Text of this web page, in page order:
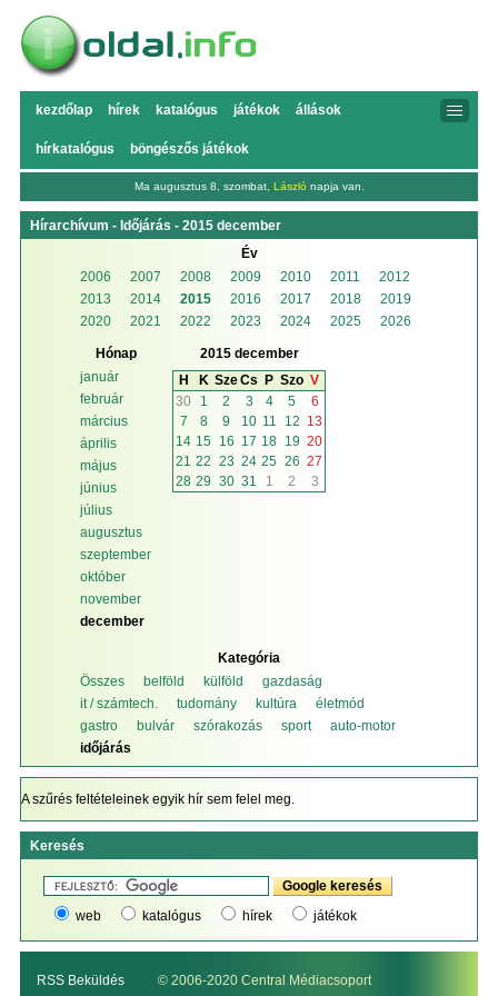
kezdőlap hírek katalógus játékok állások
hírkatalógus böngészős játékok
Ma augusztus 8, szombat, László napja van.
Hírarchívum - Időjárás - 2015 december
Év
2006
2007 2008 2009 2010 2011
2012
2013
2014 2015 2016 2017 2018
2019
2020
2021 2022 2023 2024 2025 2026
Hónap
január
február
március
április
május
június
július
augusztus
szeptember
október
november
december
2015 december
H
K SzeCs P Szo V
30
1 2 3 4 5
6
7
8 9 10 11 12 13
14 15 16 17 18 19 20
21 22 23 24 25 26 27
28 29 30 31 1 2 3
Kategória
Összes
belföld külföld
gazdaság
it / számtech.
tudomány kultúra
életmód
gastro
bulvár szórakozás sport
auto-motor
időjárás
A szűrés feltételeinek egyik hír sem felel meg.
Keresés
web katalógus hírek játékok
RSS Beküldés © 2006-2020 Central Médiacsoport